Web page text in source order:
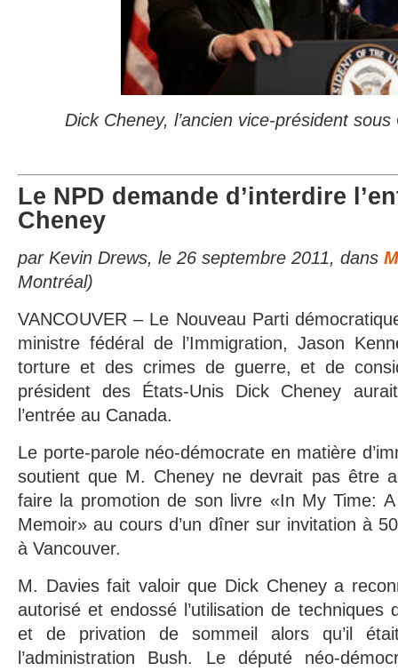
Dick Cheney, l’ancien vice-président
Le NPD demande d’interdire
Cheney
par Kevin Drews, le 26 septembre 2011, dans
Montréal)
VANCOUVER – Le Nouveau Parti
ministre fédéral de l’Immigration, Jason
torture et des crimes de guerre, et de
président des États-Unis Dick Cheney
l’entrée au Canada.
Le porte-parole néo-démocrate en matière
soutient que M. Cheney ne devrait pas être
faire la promotion de son livre «In My Time:
Memoir» au cours d’un dîner sur invitation à
à Vancouver.
M. Davies fait valoir que Dick Cheney a
autorisé et endossé l’utilisation de techniques
et de privation de sommeil alors qu’il
l’administration Bush. Le député néo-